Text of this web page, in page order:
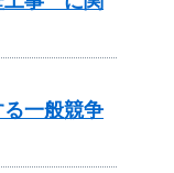
一般競争